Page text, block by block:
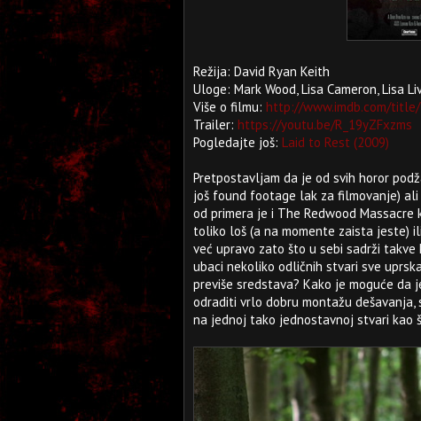
Režija: David Ryan Keith
Uloge: Mark Wood, Lisa Cameron, Lisa
Više o filmu: http://www.imdb.com/
Trailer: https://youtu.be/R_19yZFxzms
Pogledajte još: Laid to Rest (2009)
Pretpostavljam da je od svih horor
još found footage lak za filmovanje) ali
od primera je i The Redwood
toliko loš (a na momente zaista jeste)
već upravo zato što u sebi sadrži
ubaci nekoliko odličnih stvari sve
previše sredstava? Kako je moguće
odraditi vrlo dobru montažu
na jednoj tako jednostavnoj stvari kao